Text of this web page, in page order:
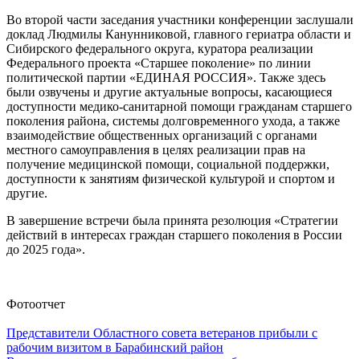
Во второй части заседания участники конференции заслушали
доклад Людмилы Канунниковой, главного гериатра области и
Сибирского федерального округа, куратора реализации
Федерального проекта «Старшее поколение» по линии
политической партии «ЕДИНАЯ РОССИЯ». Также здесь
были озвучены и другие актуальные вопросы, касающиеся
доступности медико-санитарной помощи гражданам старшего
поколения района, системы долговременного ухода, а также
взаимодействие общественных организаций с органами
местного самоуправления в целях реализации прав на
получение медицинской помощи, социальной поддержки,
доступности к занятиям физической культурой и спортом и
другие.
В завершение встречи была принята резолюция «Стратегии
действий в интересах граждан старшего поколения в России
до 2025 года».
Фотоотчет
Представители Областного совета ветеранов прибыли с
рабочим визитом в Барабинский район